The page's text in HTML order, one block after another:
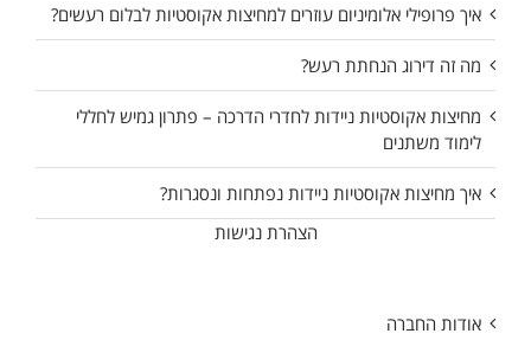
איך פרופילי אלומיניום עוזרים למחיצות אקוסטיות לבלום רעשים?
מה זה דירוג הנחתת רעש?
מחיצות אקוסטיות ניידות לחדרי הדרכה – פתרון גמיש לחללי
לימוד משתנים
איך מחיצות אקוסטיות ניידות נפתחות ונסגרות?
הצהרת נגישות
אודות החברה